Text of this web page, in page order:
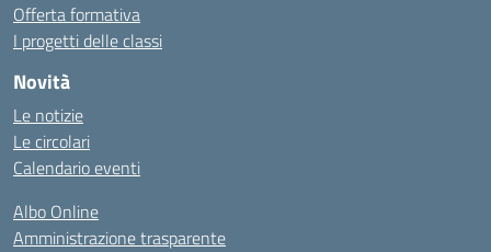
Offerta formativa
I progetti delle classi
Novità
Le notizie
Le circolari
Calendario eventi
Albo Online
Amministrazione trasparente